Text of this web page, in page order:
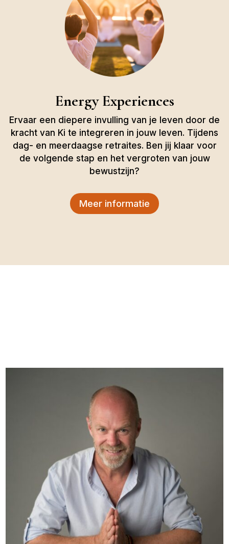
Energy Experiences
Ervaar een diepere invulling van je leven door de
kracht van Ki te integreren in jouw leven. Tijdens
dag- en meerdaagse retraites. Ben jij klaar voor
de volgende stap en het vergroten van jouw
bewustzijn?
Meer informatie